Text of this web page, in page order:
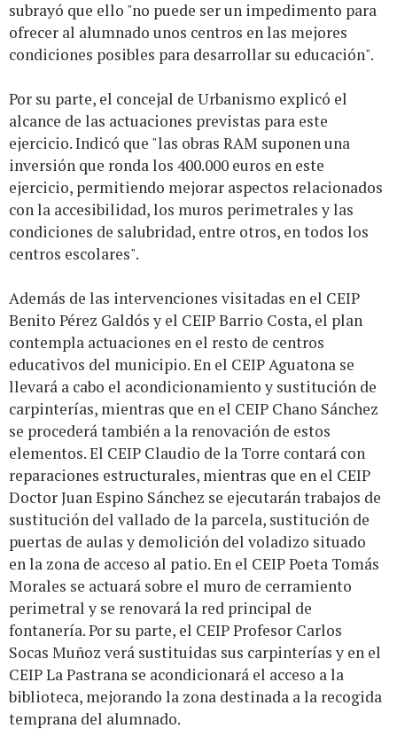
subrayó que ello "no puede ser un impedimento para
ofrecer al alumnado unos centros en las mejores
condiciones posibles para desarrollar su educación".
Por su parte, el concejal de Urbanismo explicó el
alcance de las actuaciones previstas para este
ejercicio. Indicó que "las obras RAM suponen una
inversión que ronda los 400.000 euros en este
ejercicio, permitiendo mejorar aspectos relacionados
con la accesibilidad, los muros perimetrales y las
condiciones de salubridad, entre otros, en todos los
centros escolares".
Además de las intervenciones visitadas en el CEIP
Benito Pérez Galdós y el CEIP Barrio Costa, el plan
contempla actuaciones en el resto de centros
educativos del municipio. En el CEIP Aguatona se
llevará a cabo el acondicionamiento y sustitución de
carpinterías, mientras que en el CEIP Chano Sánchez
se procederá también a la renovación de estos
elementos. El CEIP Claudio de la Torre contará con
reparaciones estructurales, mientras que en el CEIP
Doctor Juan Espino Sánchez se ejecutarán trabajos de
sustitución del vallado de la parcela, sustitución de
puertas de aulas y demolición del voladizo situado
en la zona de acceso al patio. En el CEIP Poeta Tomás
Morales se actuará sobre el muro de cerramiento
perimetral y se renovará la red principal de
fontanería. Por su parte, el CEIP Profesor Carlos
Socas Muñoz verá sustituidas sus carpinterías y en el
CEIP La Pastrana se acondicionará el acceso a la
biblioteca, mejorando la zona destinada a la recogida
temprana del alumnado.